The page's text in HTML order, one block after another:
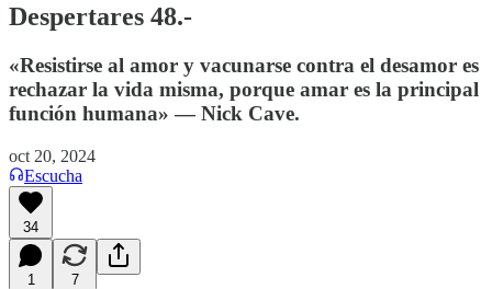
Despertares 48.-
«Resistirse al amor y vacunarse contra el desamor es
rechazar la vida misma, porque amar es la principal
función humana» — Nick Cave.
oct 20, 2024
Escucha
34
1 7